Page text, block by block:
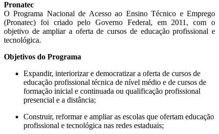
Pronatec
O Programa Nacional de Acesso ao Ensino Técnico e Emprego
(Pronatec) foi criado pelo Governo Federal, em 2011, com o
objetivo de ampliar a oferta de cursos de educação profissional e
tecnológica.
Objetivos do Programa
Expandir, interiorizar e democratizar a oferta de cursos de
educação profissional técnica de nível médio e de cursos de
formação inicial e continuada ou qualificação profissional
presencial e a distância;
Construir, reformar e ampliar as escolas que ofertam educação
profissional e tecnológica nas redes estaduais;